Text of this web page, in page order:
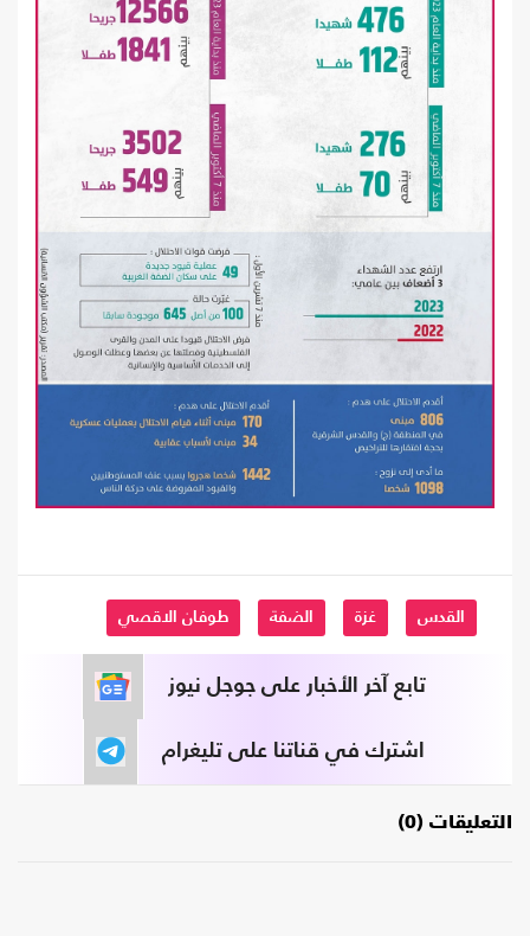
القدس غزة الضفة طوفان الاقصي
تابع آخر الأخبار على جوجل نيوز
اشترك في قناتنا على تليغرام
التعليقات (0)